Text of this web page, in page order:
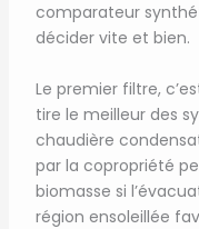
comparateur
décider vite et bien.
Le premier filtre,
tire le meilleur des
chaudière
par la copropriété
biomasse si
région ensoleillée